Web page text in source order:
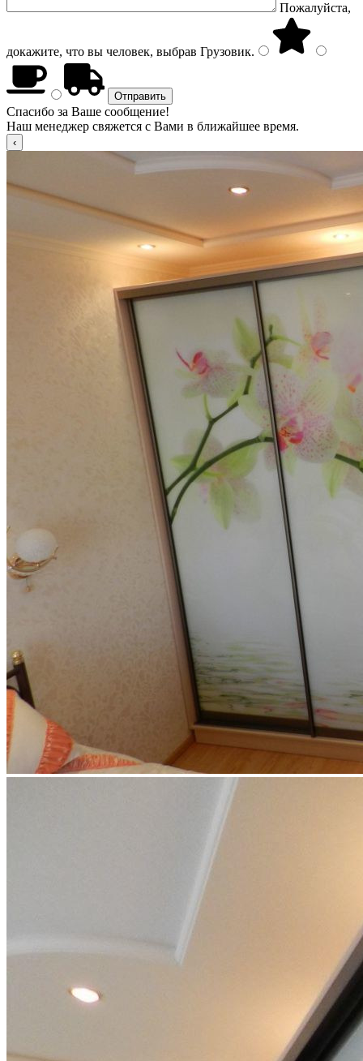
Пожалуйста,
докажите, что вы человек, выбрав Грузовик.
Спасибо за Ваше сообщение!
Наш менеджер свяжется с Вами в ближайшее время.